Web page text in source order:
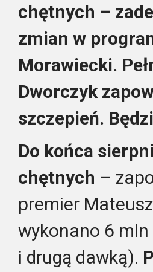
chętnych –
zmian w
Morawiecki.
Dworczyk
szczepień.
Do końca
chętnych –
premier
wykonano 6
i drugą dawką).